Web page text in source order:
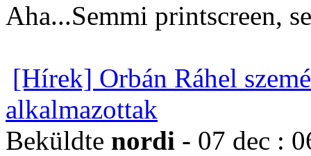
Aha...Semmi printscreen,
[Hírek] Orbán Ráhel
alkalmazottak
Beküldte nordi - 07 dec :